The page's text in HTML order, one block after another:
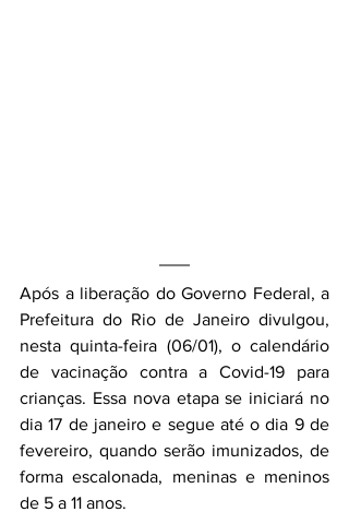
Após a liberação do Governo Federal, a
Prefeitura do Rio de Janeiro divulgou,
nesta quinta-feira (06/01), o calendário
de vacinação contra a Covid-19 para
crianças. Essa nova etapa se iniciará no
dia 17 de janeiro e segue até o dia 9 de
fevereiro, quando serão imunizados, de
forma escalonada, meninas e meninos
de 5 a 11 anos.